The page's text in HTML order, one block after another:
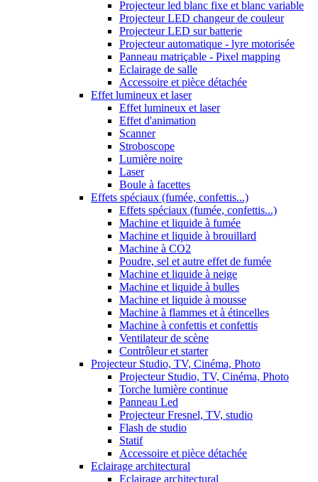
Projecteur led blanc fixe et blanc variable
Projecteur LED changeur de couleur
Projecteur LED sur batterie
Projecteur automatique - lyre motorisée
Panneau matriçable - Pixel mapping
Eclairage de salle
Accessoire et pièce détachée
Effet lumineux et laser
Effet lumineux et laser
Effet d'animation
Scanner
Stroboscope
Lumière noire
Laser
Boule à facettes
Effets spéciaux (fumée, confettis...)
Effets spéciaux (fumée, confettis...)
Machine et liquide à fumée
Machine et liquide à brouillard
Machine à CO2
Poudre, sel et autre effet de fumée
Machine et liquide à neige
Machine et liquide à bulles
Machine et liquide à mousse
Machine à flammes et à étincelles
Machine à confettis et confettis
Ventilateur de scène
Contrôleur et starter
Projecteur Studio, TV, Cinéma, Photo
Projecteur Studio, TV, Cinéma, Photo
Torche lumière continue
Panneau Led
Projecteur Fresnel, TV, studio
Flash de studio
Statif
Accessoire et pièce détachée
Eclairage architectural
Eclairage architectural